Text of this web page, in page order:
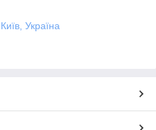
Україна